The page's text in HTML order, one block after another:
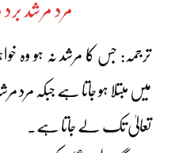
مرد مرشد
ترجمہ: جس کا مرشد نہ ہو وہ
میں مبتلا ہو جاتا ہے جبکہ
تعالیٰ تک لے جاتا ہے۔